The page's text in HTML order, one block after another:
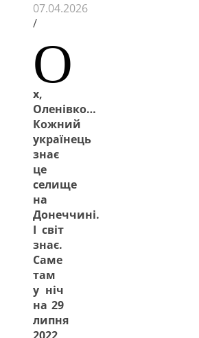
07.04.2026
/
О
х,
Оленівко…
Кожний
українець
знає
це
селище
на
Донеччині.
І світ
знає.
Саме
там
у ніч
на 29
липня